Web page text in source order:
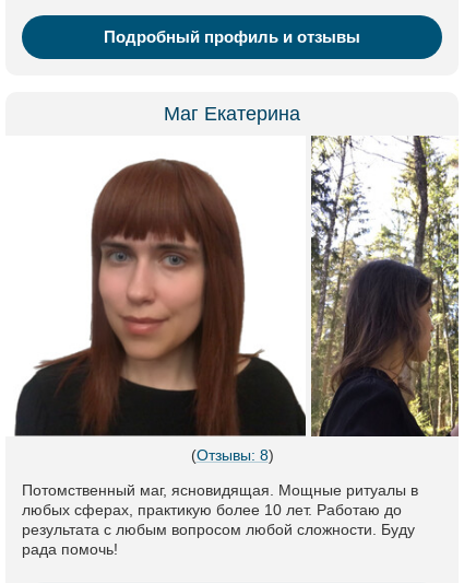
Подробный профиль и отзывы
Маг Екатерина
(Отзывы: 8)
Потомственный маг, ясновидящая. Мощные ритуалы в
любых сферах, практикую более 10 лет. Работаю до
результата с любым вопросом любой сложности. Буду
рада помочь!